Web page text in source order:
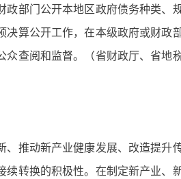
部门公开本地区政府债务种类、
算公开工作，在本级政府或财政
查阅和监督。（省财政厅、省地
推动新产业健康发展、改造提升
转换的积极性。在制定新产业、